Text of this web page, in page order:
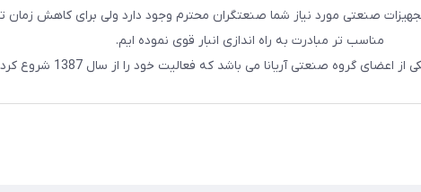
تجهیزات صنعتی مورد نیاز شما صنعتگران محترم وجود دارد ولی برای کاهش
مناسب تر مبادرت به راه اندازی انبار قوی نموده ایم.
گروه صنعتی آریانا می باشد که فعالیت خود را از سال 1387 شروع کرده است.